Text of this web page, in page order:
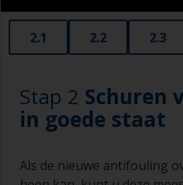
2.1 2.2 2.3
Stap 2 Schuren
in goede staat
Als de nieuwe antifouling